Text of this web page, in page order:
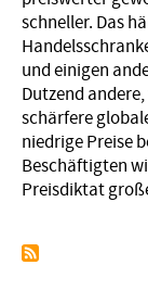
schneller. Das
und einigen
Dutzend
schärfere
niedrige Preise
Beschäftigten
Preisdiktat